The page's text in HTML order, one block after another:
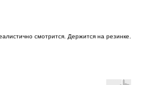
смотрится. Держится на резинке.